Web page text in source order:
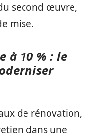
second œuvre,
mise.
à 10 % : le
de rénovation,
dans une